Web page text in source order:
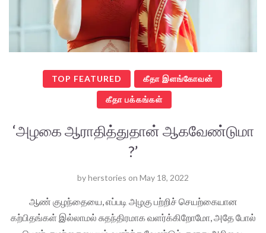
TOP FEATURED கீதா இளங்கோவன்
கீதா பக்கங்கள்
‘அழகை ஆராதித்துதான் ஆகவேண்டுமா
?’
byherstories on May 18, 2022
ஆண் குழந்தையை, எப்படி அழகு பற்றிச் செயற்கையான
கற்பிதங்கள் இல்லாமல் சுதந்திரமாக வளர்க்கிறோமோ, அதே போல்